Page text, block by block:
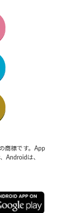
商標です。App
Androidは、